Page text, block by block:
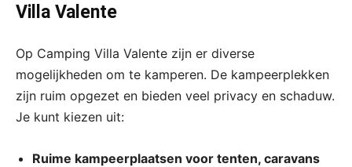
Villa Valente
Op Camping Villa Valente zijn er diverse
mogelijkheden om te kamperen. De kampeerplekken
zijn ruim opgezet en bieden veel privacy en schaduw.
Je kunt kiezen uit:
Ruime kampeerplaatsen voor tenten, caravans